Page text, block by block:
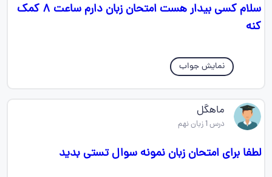
سلام کسی بیدار هست امتحان زبان دارم ساعت ۸ کمک
کنه
نمایش جواب
ماهگل
درس 1 زبان نهم
لطفا برای امتحان زبان نمونه سوال تستی بدید